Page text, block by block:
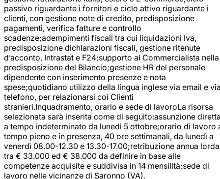
passivo riguardante i fornitori e ciclo attivo riguardante i
clienti, con gestione note di credito, predisposizione
pagamenti, verifica fatture e controllo
scadenze;adempimenti fiscali tra cui liquidazioni Iva,
predisposizione dichiarazioni fiscali, gestione ritenute
d’acconto, Intrastat e F24;supporto al Commercialista nella
predisposizione del Bilancio;gestione HR del personale
dipendente con inserimento presenze e nota
spese;quotidiano utilizzo della lingua inglese via email e
telefono, per relazionarsi coi Clienti
stranieri.Inquadramento, orario e sede di lavoroLa risorsa
selezionata sarà inserita come di seguito:assunzione
a tempo indeterminato da lunedì 5 ottobre;orario di lavoro
tempo pieno e in presenza, 40 ore settimanali, da lunedì a
venerdì 08.00-12.30 e 13.30-17.00;retribuzione annua lorda
tra € 33.000 ed € 38.000 da definire in base alle
competenze acquisite e suddivisa in 14 mensilità;sede di
lavoro nelle vicinanze di Saronno (VA).